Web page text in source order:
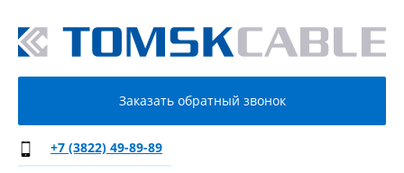
Заказать обратный звонок
+7 (3822) 49-89-89